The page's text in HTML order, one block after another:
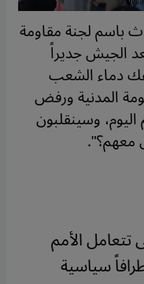
باسم لجنة مقاومة
الجيش جديراً
دماء الشعب
المدنية ورفض
وسينقلبون
معهم؟".
تتعامل الأمم
سياسية